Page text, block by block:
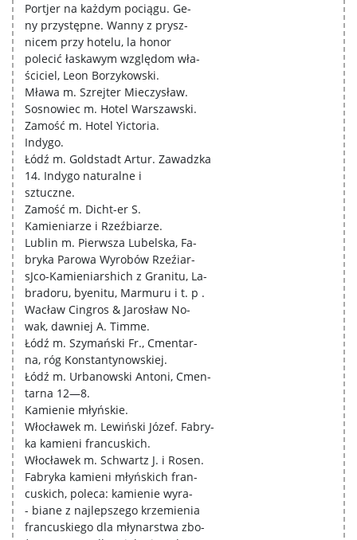
Portjer na każdym pociągu. Ge-
ny przystępne. Wanny z prysz-
nicem przy hotelu, la honor
polecić łaskawym względom wła-
ściciel, Leon Borzykowski.
Mława m. Szrejter Mieczysław.
Sosnowiec m. Hotel Warszawski.
Zamość m. Hotel Yictoria.
Indygo.
Łódź m. Goldstadt Artur. Zawadzka
14. Indygo naturalne i
sztuczne.
Zamość m. Dicht-er S.
Kamieniarze i Rzeźbiarze.
Lublin m. Pierwsza Lubelska, Fa-
bryka Parowa Wyrobów Rzeźiar-
sJco-Kamieniarshich z Granitu, La-
bradoru, byenitu, Marmuru i t. p .
Wacław Cingros & Jarosław No-
wak, dawniej A. Timme.
Łódź m. Szymański Fr., Cmentar-
na, róg Konstantynowskiej.
Łódź m. Urbanowski Antoni, Cmen-
tarna 12—8.
Kamienie młyńskie.
Włocławek m. Lewiński Józef. Fabry-
ka kamieni francuskich.
Włocławek m. Schwartz J. i Rosen.
Fabryka kamieni młyńskich fran-
cuskich, poleca: kamienie wyra-
- biane z najlepszego krzemienia
francuskiego dla młynarstwa zbo-